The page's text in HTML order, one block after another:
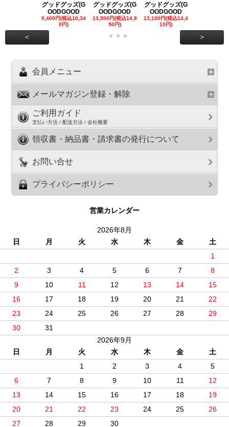
グッドグッズ(G
OODGOOD
9,400円(税込10,34
0円)
グッドグッズ(G
OODGOOD
13,500円(税込14,8
50円)
グッドグッズ(G
OODGOOD
13,100円(税込14,4
10円)
< >
会員メニュー
メールマガジン登録・解除
ご利用ガイド
支払い方法 / 配送方法 / 会社概要
領収書・納品書・請求書の発行について
お問い合せ
プライバシーポリシー
営業カレンダー
2026年8月
日
月 火 水 木 金
土
1
2
3 4 5 6 7
8
9
10 11 12 13 14
15
16
17 18 19 20 21
22
23
24 25 26 27 28
29
30
31
2026年9月
日
月 火 水 木 金
土
1
2 3 4
5
6
7 8 9 10 11
12
13
14 15 16 17 18
19
20
21 22 23 24 25
26
27
28 29 30